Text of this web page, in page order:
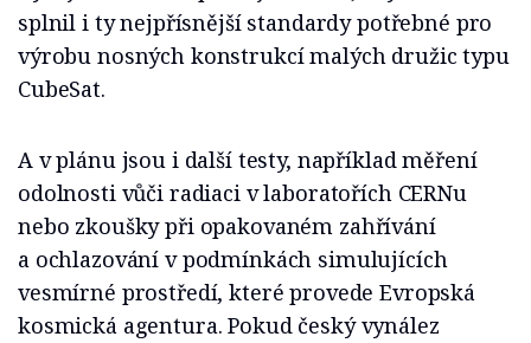
splnil i ty nejpřísnější standardy potřebné pro
výrobu nosných konstrukcí malých družic typu
CubeSat.
A v plánu jsou i další testy, například měření
odolnosti vůči radiaci v laboratořích CERNu
nebo zkoušky při opakovaném zahřívání
a ochlazování v podmínkách simulujících
vesmírné prostředí, které provede Evropská
kosmická agentura. Pokud český vynález